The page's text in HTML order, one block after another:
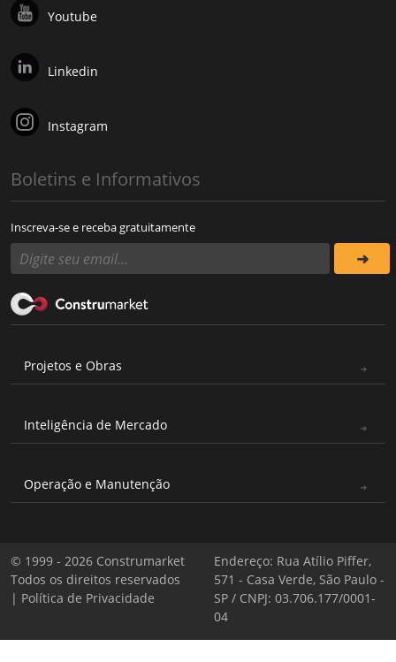
Youtube
Linkedin
Instagram
Boletins e Informativos
Inscreva-se e receba gratuitamente
Projetos e Obras
Inteligência de Mercado
Operação e Manutenção
© 1999 - 2026 Construmarket
Todos os direitos reservados
| Política de Privacidade
Endereço: Rua Atílio Piffer,
571 - Casa Verde, São Paulo -
SP / CNPJ: 03.706.177/0001-
04